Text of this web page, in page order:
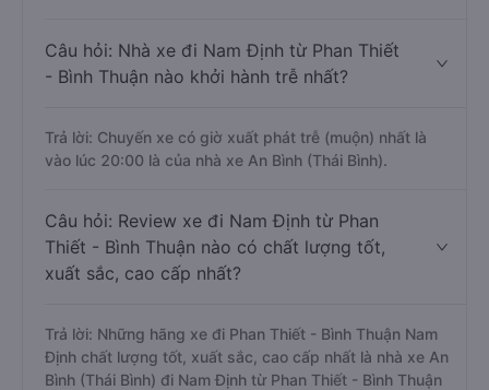
Câu hỏi: Nhà xe đi Nam Định từ Phan Thiết
- Bình Thuận nào khởi hành trễ nhất?
Trả lời: Chuyến xe có giờ xuất phát trễ (muộn) nhất là
vào lúc 20:00 là của nhà xe An Bình (Thái Bình).
Câu hỏi: Review xe đi Nam Định từ Phan
Thiết - Bình Thuận nào có chất lượng tốt,
xuất sắc, cao cấp nhất?
Trả lời: Những hãng xe đi Phan Thiết - Bình Thuận Nam
Định chất lượng tốt, xuất sắc, cao cấp nhất là nhà xe An
Bình (Thái Bình) đi Nam Định từ Phan Thiết - Bình Thuận